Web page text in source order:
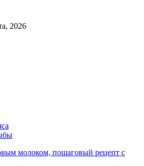
2026
молоком, пошаговый рецепт с